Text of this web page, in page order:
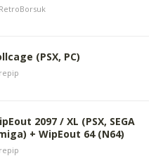
RetroBorsuk
(PSX, PC)
repip
2097 / XL (PSX, SEGA
+ WipEout 64 (N64)
repip